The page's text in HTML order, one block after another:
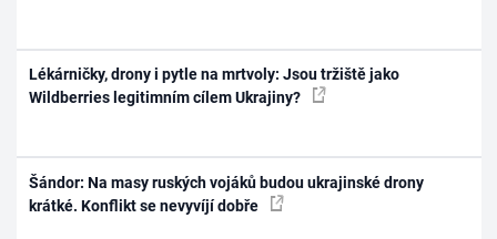
Lékárničky, drony i pytle na mrtvoly: Jsou tržiště jako
Wildberries legitimním cílem Ukrajiny?
Šándor: Na masy ruských vojáků budou ukrajinské drony
krátké. Konflikt se nevyvíjí dobře